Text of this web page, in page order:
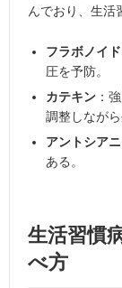
んでおり、生活
フラボノイド
圧を予防。
カテキン ：
調整しなが
アントシア
ある。
生活習慣
べ方